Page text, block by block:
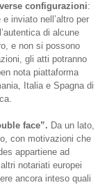
configurazioni:
inviato nell’altro per
di alcune
e non si possono
gli atti potranno
nota piattaforma
Italia e Spagna di
face”. Da un lato,
con motivazioni che
appartiene ad
notariati europei
ancora inteso quali